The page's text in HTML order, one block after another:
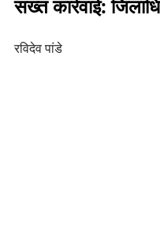
सख्त कार्रवाई:
रविदेव पांडे